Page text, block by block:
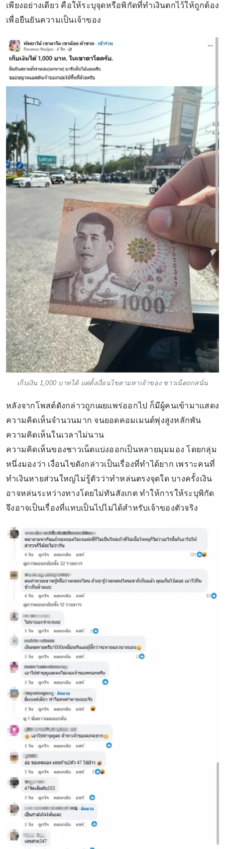
เพียงอย่างเดียว คือให้ระบุจุดหรือพิกัดที่ทำเงินตกไว้ให้ถูกต้อง
เพื่อยืนยันความเป็นเจ้าของ
เก็บเงิน 1,000 บาทได้ แต่ตั้งเงื่อนไขตามหาเจ้าของ ชาวเน็ตถกสนั่น
หลังจากโพสต์ดังกล่าวถูกเผยแพร่ออกไป ก็มีผู้คนเข้ามาแสดง
ความคิดเห็นจำนวนมาก จนยอดคอมเมนต์พุ่งสูงหลักพัน
ความคิดเห็นในเวลาไม่นาน
ความคิดเห็นของชาวเน็ตแบ่งออกเป็นหลายมุมมอง โดยกลุ่ม
หนึ่งมองว่า เงื่อนไขดังกล่าวเป็นเรื่องที่ทำได้ยาก เพราะคนที่
ทำเงินหายส่วนใหญ่ไม่รู้ตัวว่าทำหล่นตรงจุดใด บางครั้งเงิน
อาจหล่นระหว่างทางโดยไม่ทันสังเกต ทำให้การให้ระบุพิกัด
จึงอาจเป็นเรื่องที่แทบเป็นไปไม่ได้สำหรับเจ้าของตัวจริง